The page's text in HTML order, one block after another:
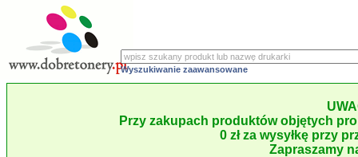
Wyszukiwanie zaawansowane
Przy zakupach produktów objętych
0 zł za wysyłkę przy
Zapraszamy